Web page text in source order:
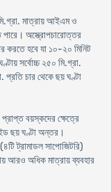
মাত্রায় আইএম ও
পারে। অস্ত্রোপচারোত্তর
করতে হবে যা ১০-২০ মিনিট
সর্বোচ্চ ২৫০ মি.গ্রা.
প্রতি চার থেকে ছয় ঘণ্টা
প্রাপ্ত বয়স্কদের ক্ষেত্রে
ছয় ঘণ্টা অন্তর।
ট্রামাডল সাপোজিটরি)
আরও অধিক মাত্রায় ব্যবহার